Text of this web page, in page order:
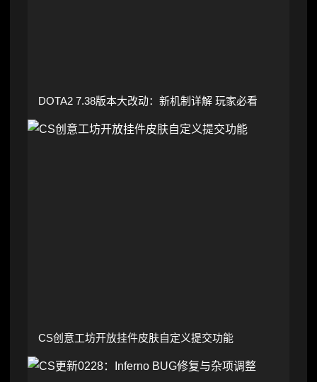
DOTA2 7.38版本大改动：新机制详解 玩家必看
CS创意工坊开放挂件皮肤自定义提交功能